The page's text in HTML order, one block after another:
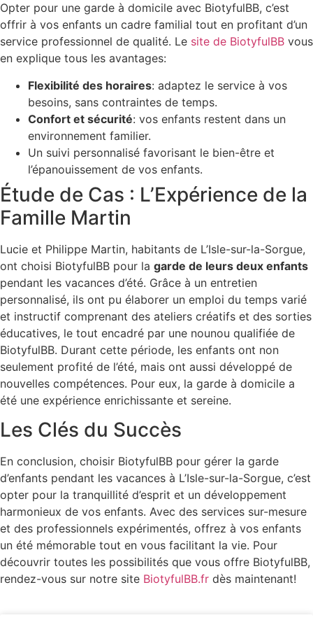
Opter pour une garde à domicile avec BiotyfulBB, c’est
offrir à vos enfants un cadre familial tout en profitant d’un
service professionnel de qualité. Le site de BiotyfulBB vous
en explique tous les avantages:
Flexibilité des horaires: adaptez le service à vos
besoins, sans contraintes de temps.
Confort et sécurité: vos enfants restent dans un
environnement familier.
Un suivi personnalisé favorisant le bien-être et
l’épanouissement de vos enfants.
Étude de Cas : L’Expérience de la
Famille Martin
Lucie et Philippe Martin, habitants de L’Isle-sur-la-Sorgue,
ont choisi BiotyfulBB pour la garde de leurs deux enfants
pendant les vacances d’été. Grâce à un entretien
personnalisé, ils ont pu élaborer un emploi du temps varié
et instructif comprenant des ateliers créatifs et des sorties
éducatives, le tout encadré par une nounou qualifiée de
BiotyfulBB. Durant cette période, les enfants ont non
seulement profité de l’été, mais ont aussi développé de
nouvelles compétences. Pour eux, la garde à domicile a
été une expérience enrichissante et sereine.
Les Clés du Succès
En conclusion, choisir BiotyfulBB pour gérer la garde
d’enfants pendant les vacances à L’Isle-sur-la-Sorgue, c’est
opter pour la tranquillité d’esprit et un développement
harmonieux de vos enfants. Avec des services sur-mesure
et des professionnels expérimentés, offrez à vos enfants
un été mémorable tout en vous facilitant la vie. Pour
découvrir toutes les possibilités que vous offre BiotyfulBB,
rendez-vous sur notre site BiotyfulBB.fr dès maintenant!